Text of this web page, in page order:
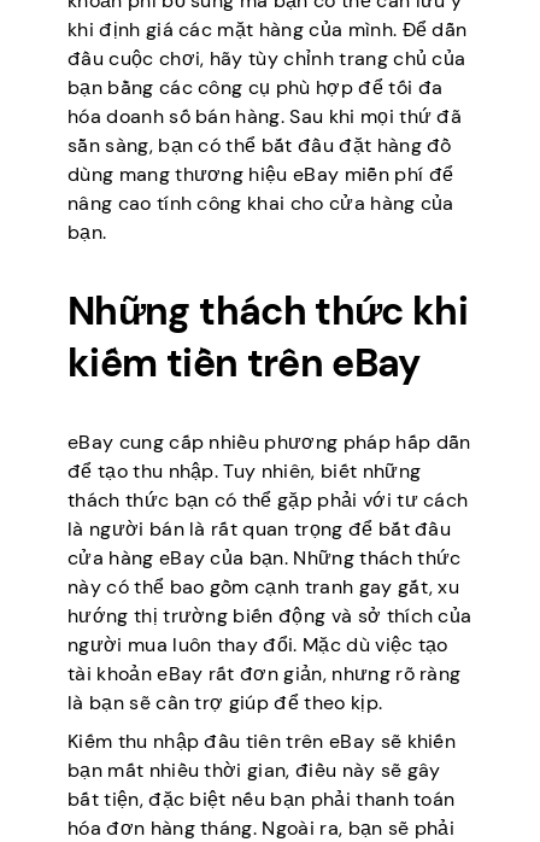
khi định giá các mặt hàng của mình. Để dẫn
đầu cuộc chơi, hãy tùy chỉnh trang chủ của
bạn bằng các công cụ phù hợp để tối đa
hóa doanh số bán hàng. Sau khi mọi thứ đã
sẵn sàng, bạn có thể bắt đầu đặt hàng đồ
dùng mang thương hiệu eBay miễn phí để
nâng cao tính công khai cho cửa hàng của
bạn.
Những thách thức khi
kiếm tiền trên eBay
eBay cung cấp nhiều phương pháp hấp dẫn
để tạo thu nhập. Tuy nhiên, biết những
thách thức bạn có thể gặp phải với tư cách
là người bán là rất quan trọng để bắt đầu
cửa hàng eBay của bạn. Những thách thức
này có thể bao gồm cạnh tranh gay gắt, xu
hướng thị trường biến động và sở thích của
người mua luôn thay đổi. Mặc dù việc tạo
tài khoản eBay rất đơn giản, nhưng rõ ràng
là bạn sẽ cần trợ giúp để theo kịp.
Kiếm thu nhập đầu tiên trên eBay sẽ khiến
bạn mất nhiều thời gian, điều này sẽ gây
bất tiện, đặc biệt nếu bạn phải thanh toán
hóa đơn hàng tháng. Ngoài ra, bạn sẽ phải